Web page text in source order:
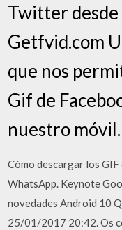
Twitter
Getfvid.com
que nos
Gif de
nuestro móvil.
Cómo descargar los
WhatsApp. Keynote
novedades Android 10
25/01/2017 20:42. Os